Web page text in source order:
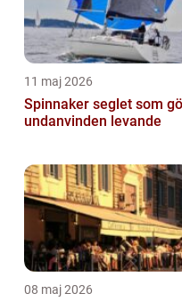
11 maj 2026
Spinnaker seglet som gör
undanvinden levande
08 maj 2026